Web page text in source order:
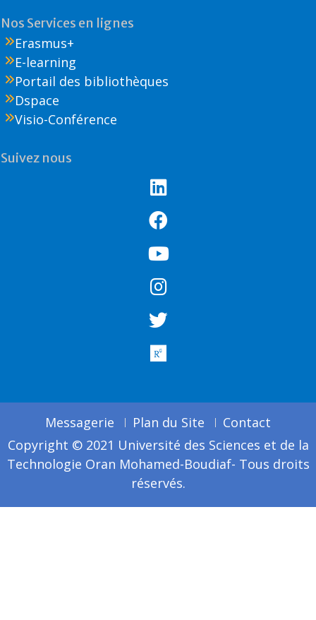
Nos Services en lignes
Erasmus+
E-learning
Portail des bibliothèques
Dspace
Visio-Conférence
Suivez nous
Messagerie Plan du Site
Contact
Copyright © 2021 Université des Sciences et de la
Technologie Oran Mohamed-Boudiaf- Tous droits
réservés.